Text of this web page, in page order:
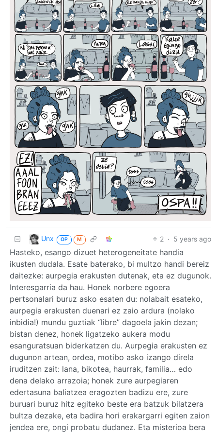
Unx OP M 2 · 5 years ago
Hasteko, esango dizuet heterogeneitate handia
ikusten dudala. Esate baterako, bi multzo handi bereiz
daitezke: aurpegia erakusten dutenak, eta ez dugunok.
Interesgarria da hau. Honek norbere egoera
pertsonalari buruz asko esaten du: nolabait esateko,
aurpegia erakusten duenari ez zaio ardura (nolako
inbidia!) mundu guztiak “libre” dagoela jakin dezan;
bistan denez, honek ligatzeko aukera modu
esanguratsuan biderkatzen du. Aurpegia erakusten ez
dugunon artean, ordea, motibo asko izango direla
iruditzen zait: lana, bikotea, haurrak, familia… edo
dena delako arrazoia; honek zure aurpegiaren
edertasuna baliatzea eragozten badizu ere, zure
buruari buruz hitz egiteko beste era batzuk bilatzera
bultza dezake, eta badira hori erakargarri egiten zaion
jendea ere, ongi probatu dudanez. Eta misterioa bera